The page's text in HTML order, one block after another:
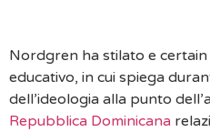
Nordgren ha stilato e
educativo, in cui spiega
dell’ideologia alla punto
Repubblica Dominicana